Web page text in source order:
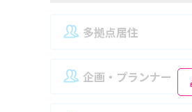
多拠点居住
企画・プランナー